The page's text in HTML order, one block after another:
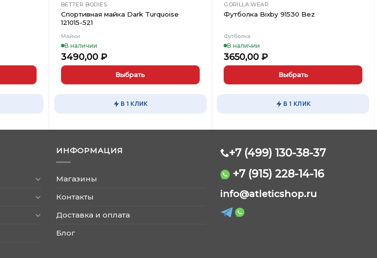
BETTER BODIES
Спортивная майка Dark Turquoise
121015-521
Майки
В наличии
3490,00 ₽
Выбрать
вариаций.
можно
выбрать
странице
В 1 КЛИК
GORILLA WEAR
Футболка Bixby 91530 Bez
Футболка
В наличии
3650,00₽
Выбрать
вариаций.
можно
выбрать
на
странице
товара.
В 1 КЛИК
ИНФОРМАЦИЯ
Магазины
Контакты
Доставка и оплата
Блог
+7 (499) 130-38-37
+7 (915) 228-14-16
info@atleticshop.ru
Обычно отвечаем быстро